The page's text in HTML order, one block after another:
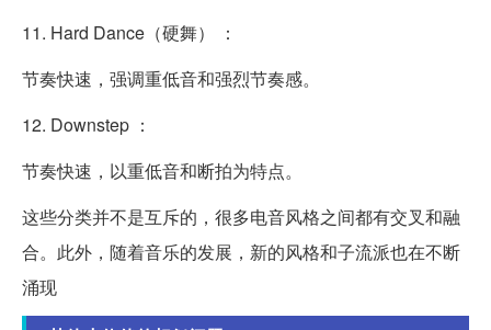
11. Hard Dance（硬舞） ：
节奏快速，强调重低音和强烈节奏感。
12. Downstep ：
节奏快速，以重低音和断拍为特点。
这些分类并不是互斥的，很多电音风格之间都有交叉和融
合。此外，随着音乐的发展，新的风格和子流派也在不断
涌现